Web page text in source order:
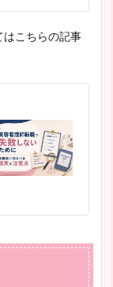
はこちらの記事